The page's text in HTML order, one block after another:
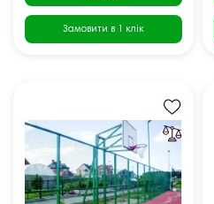
Замовити в 1 клік